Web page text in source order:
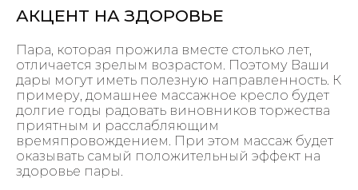
АКЦЕНТ НА ЗДОРОВЬЕ
Пара, которая прожила вместе столько лет,
отличается зрелым возрастом. Поэтому Ваши
дары могут иметь полезную направленность. К
примеру, домашнее массажное кресло будет
долгие годы радовать виновников торжества
приятным и расслабляющим
времяпровождением. При этом массаж будет
оказывать самый положительный эффект на
здоровье пары.